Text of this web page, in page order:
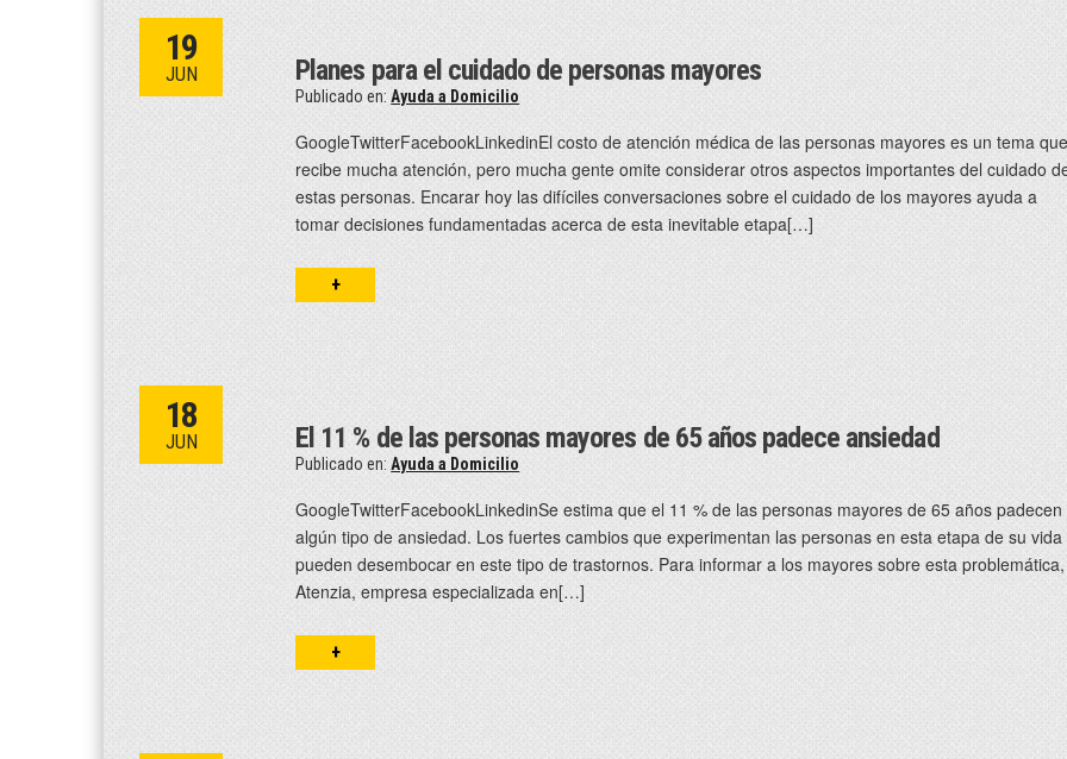
19
JUN Planes para el cuidado de personas mayores
Publicado en:Ayuda a Domicilio
GoogleTwitterFacebookLinkedinEl costo de atención médica de las personas mayores es un tema
recibe mucha atención, pero mucha gente omite considerar otros aspectos importantes del cuidado
estas personas. Encarar hoy las difíciles conversaciones sobre el cuidado de los mayores ayuda a
tomar decisiones fundamentadas acerca de esta inevitable etapa[…]
+
18
JUN El 11 % de las personas mayores de 65 años padece ansiedad
Publicado en:Ayuda a Domicilio
GoogleTwitterFacebookLinkedinSe estima que el 11 % de las personas mayores de 65 años padecen
algún tipo de ansiedad. Los fuertes cambios que experimentan las personas en esta etapa de su vida
pueden desembocar en este tipo de trastornos. Para informar a los mayores sobre esta problemática,
Atenzia, empresa especializada en[…]
+